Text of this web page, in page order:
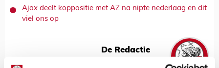
Ajax deelt koppositie met AZ na nipte nederlaag en dit
viel ons op
De Redactie
Bekijk alle berichten van De Redactie